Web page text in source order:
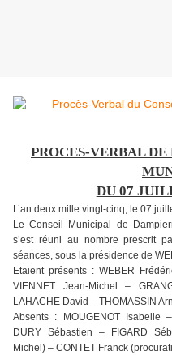
PROCES-VERBAL
DU 07
L’an deux mille vingt-cinq, le 07
Le Conseil Municipal de
s’est réuni au nombre prescrit
séances, sous la présidence de
Etaient présents : WEBER
VIENNET Jean-Michel –
LAHACHE David – THOMASSIN
Absents : MOUGENOT Isabelle
DURY Sébastien – FIGARD
Michel) – CONTET Franck